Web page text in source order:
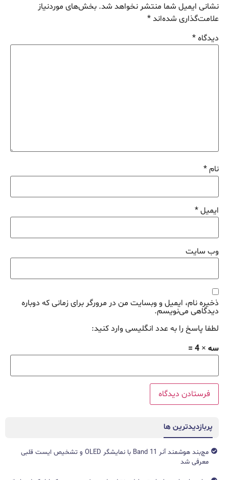
نشانی ایمیل شما منتشر نخواهد شد. بخش‌های موردنیاز
علامت‌گذاری شده‌اند*
دیدگاه*
نام*
ایمیل*
وب‌ سایت
ذخیره نام، ایمیل و وبسایت من در مرورگر برای زمانی که دوباره
دیدگاهی می‌نویسم.
لطفا پاسخ را به عدد انگلیسی وارد کنید:
سه × 4 =
پربازدیدترین ها
مچ‌بند هوشمند آنر Band 11 با نمایشگر OLED و تشخیص ایست قلبی
معرفی شد